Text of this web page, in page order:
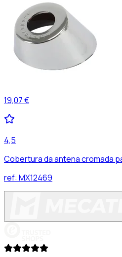
19,07 €
4,5
Cobertura da antena cromada
ref: MX12469